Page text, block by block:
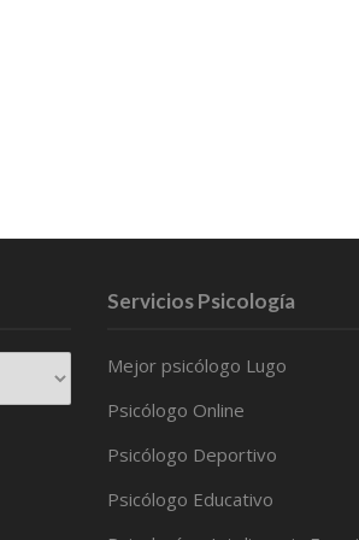
Servicios Psicología
Mejor psicólogo Lugo
Psicólogo Online
Psicólogo Deportivo
Psicólogo Educativo